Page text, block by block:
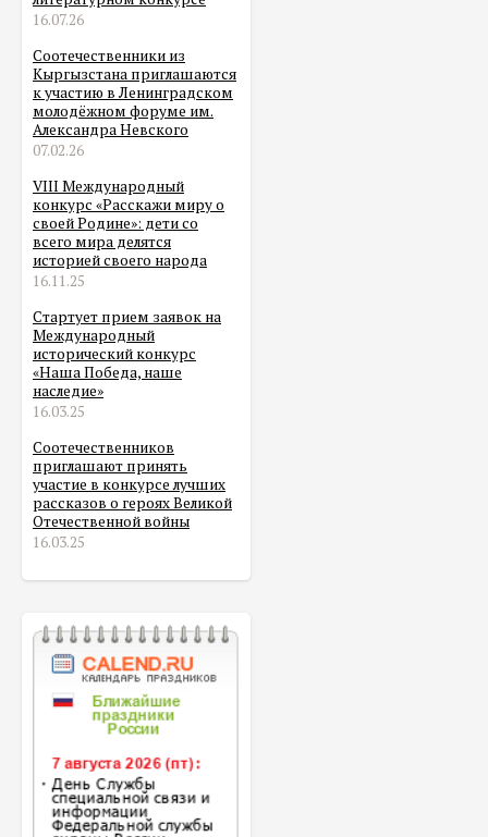
16.07.26
Соотечественники из
Кыргызстана приглашаются
к участию в Ленинградском
молодёжном форуме им.
Александра Невского
07.02.26
VIII Международный
конкурс «Расскажи миру о
своей Родине»: дети со
всего мира делятся
историей своего народа
16.11.25
Стартует прием заявок на
Международный
исторический конкурс
«Наша Победа, наше
наследие»
16.03.25
Соотечественников
приглашают принять
участие в конкурсе лучших
рассказов о героях Великой
Отечественной войны
16.03.25